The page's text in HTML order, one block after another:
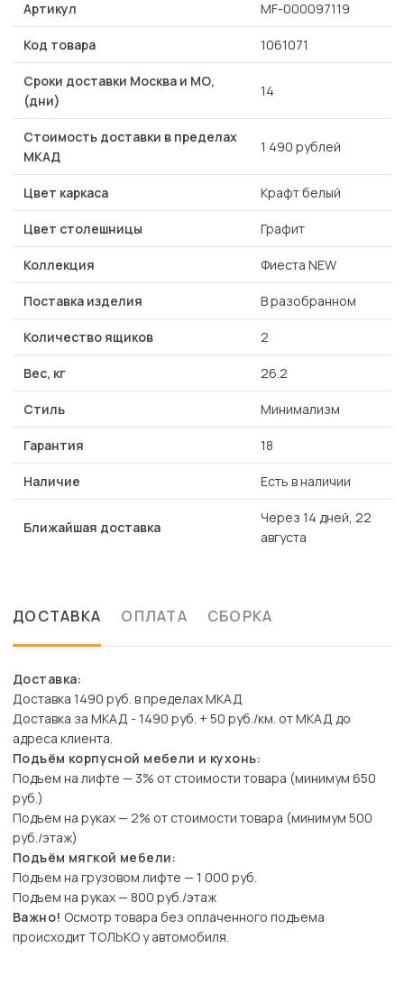
Артикул MF-000097119
Код товара 1061071
Сроки доставки Москва и МО,
(дни)
14
Стоимость доставки в пределах
МКАД
1 490 рублей
Цвет каркаса Крафт белый
Цвет столешницы Графит
Коллекция Фиеста NEW
Поставка изделия В разобранном
Количество ящиков 2
Вес, кг 26.2
Стиль Минимализм
Гарантия 18
Наличие Есть в наличии
Ближайшая доставка
Через 14 дней, 22
августа
ДОСТАВКА ОПЛАТА СБОРКА
Доставка:
Доставка 1490 руб. в пределах МКАД
Доставка за МКАД - 1490 руб. + 50 руб./км. от МКАД до
адреса клиента.
Подъём корпусной мебели и кухонь:
Подъем на лифте — 3% от стоимости товара (минимум 650
руб.)
Подъем на руках — 2% от стоимости товара (минимум 500
руб./этаж)
Подъём мягкой мебели:
Подъем на грузовом лифте — 1 000 руб.
Подъем на руках — 800 руб./этаж
Важно! Осмотр товара без оплаченного подъема
происходит ТОЛЬКО у автомобиля.